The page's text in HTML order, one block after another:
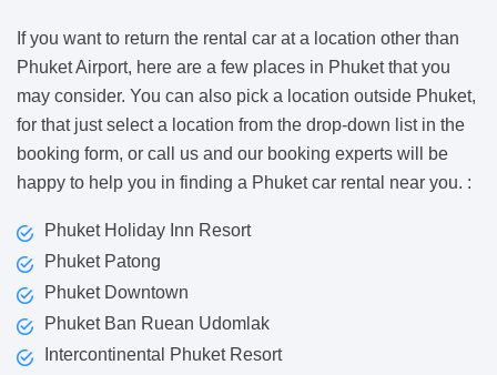
If you want to return the rental car at a location other than
Phuket Airport, here are a few places in Phuket that you
may consider. You can also pick a location outside Phuket,
for that just select a location from the drop-down list in the
booking form, or call us and our booking experts will be
happy to help you in finding a Phuket car rental near you. :
Phuket Holiday Inn Resort
Phuket Patong
Phuket Downtown
Phuket Ban Ruean Udomlak
Intercontinental Phuket Resort